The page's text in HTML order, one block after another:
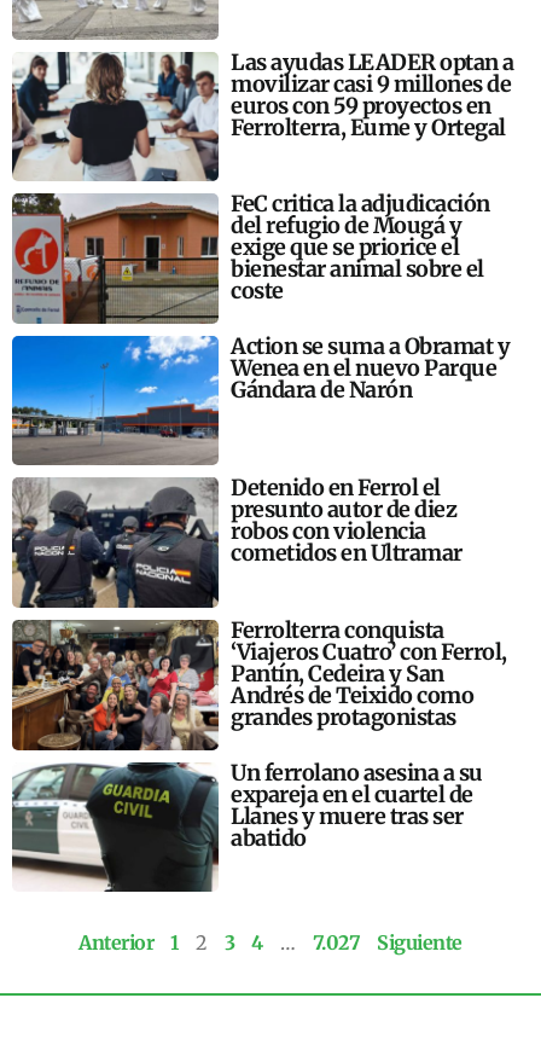
Las ayudas LEADER optan a
movilizar casi 9 millones de
euros con 59 proyectos en
Ferrolterra, Eume y Ortegal
FeC critica la adjudicación
del refugio de Mougá y
exige que se priorice el
bienestar animal sobre el
coste
Action se suma a Obramat y
Wenea en el nuevo Parque
Gándara de Narón
Detenido en Ferrol el
presunto autor de diez
robos con violencia
cometidos en Ultramar
Ferrolterra conquista
‘Viajeros Cuatro’ con Ferrol,
Pantín, Cedeira y San
Andrés de Teixido como
grandes protagonistas
Un ferrolano asesina a su
expareja en el cuartel de
Llanes y muere tras ser
abatido
Anterior 1 2 3 4 … 7.027 Siguiente